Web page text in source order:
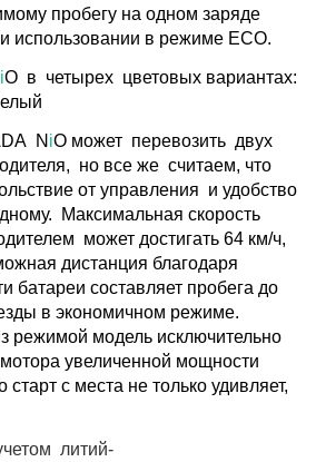
пробегу на одном заряде
использовании в режиме ECO.
iO в четырех цветовых вариантах:
N iO может перевозить двух
но все же считаем, что
от управления и удобство
Максимальная скорость
может достигать 64 км/ч,
дистанция благодаря
батареи составляет пробега до
в экономичном режиме.
режимой модель исключительно
увеличенной мощности
старт с места не только удивляет,
литий-